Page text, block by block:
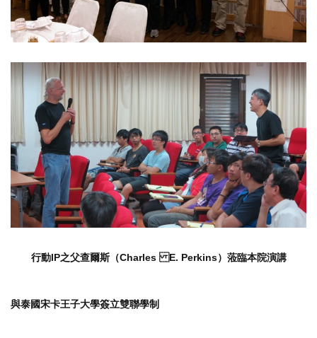
行動IP之父 查爾斯（Charles E. Perkins） 蒞臨本院演講
與泰國宋卡王子大學簽立雙聯學制